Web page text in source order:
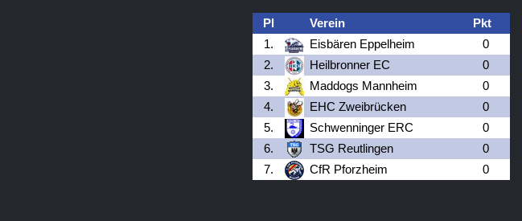
Pl Verein
Pkt
1.
Eisbären Eppelheim
0
2.
Heilbronner EC
0
3.
Maddogs Mannheim
0
4.
EHC Zweibrücken
0
5.
Schwenninger ERC
0
6.
TSG Reutlingen
0
7.
CfR Pforzheim 0